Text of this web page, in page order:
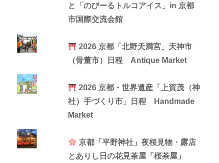
と「のびーるトルコアイス」in 京都
市国際交流会館
2026 京都「北野天満宮」天神市
（骨董市）日程 Antique Market
2026 京都・世界遺産「上賀茂（神
社）手づくり市」日程 Handmade
Market
京都「平野神社」夜桜見物・露店
とありし日の花見茶屋「桜茶屋」